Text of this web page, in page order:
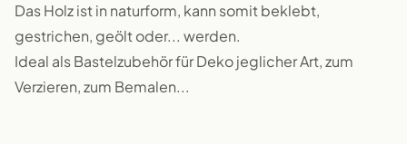
Das Holz ist in naturform, kann somit beklebt,
gestrichen, geölt oder... werden.
Ideal als Bastelzubehör für Deko jeglicher Art, zum
Verzieren, zum Bemalen...